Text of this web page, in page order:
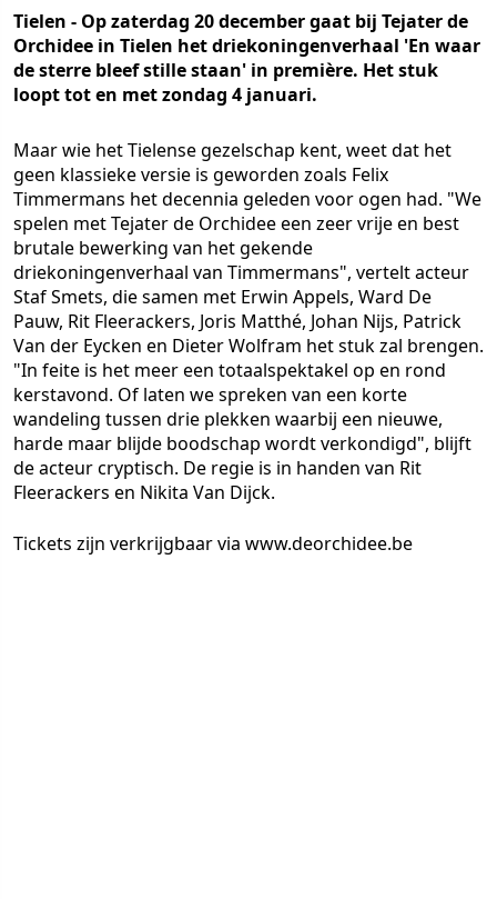
Tielen - Op zaterdag 20 december gaat bij Tejater de
Orchidee in Tielen het driekoningenverhaal 'En waar
de sterre bleef stille staan' in première. Het stuk
loopt tot en met zondag 4 januari.
Maar wie het Tielense gezelschap kent, weet dat het
geen klassieke versie is geworden zoals Felix
Timmermans het decennia geleden voor ogen had. "We
spelen met Tejater de Orchidee een zeer vrije en best
brutale bewerking van het gekende
driekoningenverhaal van Timmermans", vertelt acteur
Staf Smets, die samen met Erwin Appels, Ward De
Pauw, Rit Fleerackers, Joris Matthé, Johan Nijs, Patrick
Van der Eycken en Dieter Wolfram het stuk zal brengen.
"In feite is het meer een totaalspektakel op en rond
kerstavond. Of laten we spreken van een korte
wandeling tussen drie plekken waarbij een nieuwe,
harde maar blijde boodschap wordt verkondigd", blijft
de acteur cryptisch. De regie is in handen van Rit
Fleerackers en Nikita Van Dijck.
Tickets zijn verkrijgbaar via www.deorchidee.be